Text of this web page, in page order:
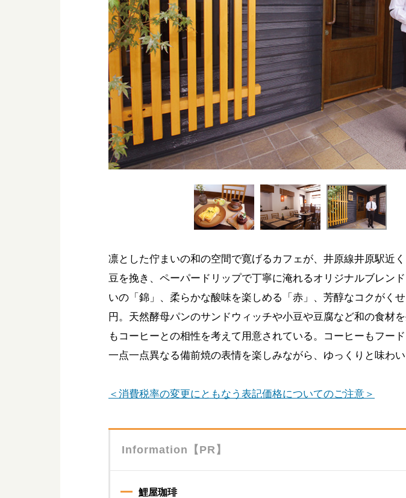
凛とした佇まいの和の空間で寛げるカフェが、井原線井原駅近
豆を挽き、ペーパードリップで丁寧に淹れるオリジナルブレン
いの「錦」、柔らかな酸味を楽しめる「赤」、芳醇なコクがく
円。天然酵母パンのサンドウィッチや小豆や豆腐など和の食材
もコーヒーとの相性を考えて用意されている。コーヒーもフー
一点一点異なる備前焼の表情を楽しみながら、ゆっくりと味わい
＜消費税率の変更にともなう表記価格についてのご注意＞
Information【PR】
鯉屋珈琲